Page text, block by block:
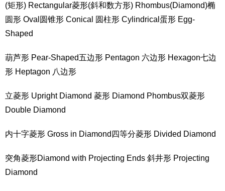
(矩形) Rectangular菱形(斜和数方形) Rhombus(Diamond)椭
圆形 Oval圆锥形 Conical 圆柱形 Cylindrical蛋形 Egg-
Shaped
葫芦形 Pear-Shaped五边形 Pentagon 六边形 Hexagon七边
形 Heptagon 八边形
立菱形 Upright Diamond 菱形 Diamond Phombus双菱形
Double Diamond
内十字菱形 Gross in Diamond四等分菱形 Divided Diamond
突角菱形Diamond with Projecting Ends 斜井形 Projecting
Diamond